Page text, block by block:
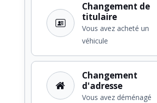
Changement de
titulaire
Vous avez acheté un
véhicule
Changement
d'adresse
Vous avez déménagé